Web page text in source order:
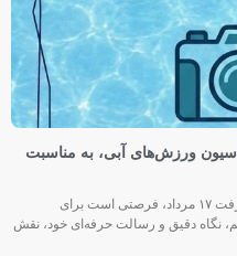
ورزش‌های آبی، به مناسبت
خبرنگاران؛ راویان آب، روایتگران تلاش و پیشرفت ۱۷ مرداد، فرصتی است برای
نگاه دقیق و رسالت حرفه‌ای خود، نقش